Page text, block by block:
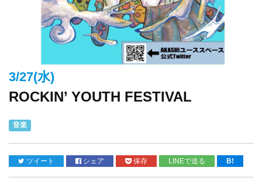
3/27(水)
ROCKIN’ YOUTH FESTIVAL
音楽
ツイート シェア 保存 LINEで送る B!